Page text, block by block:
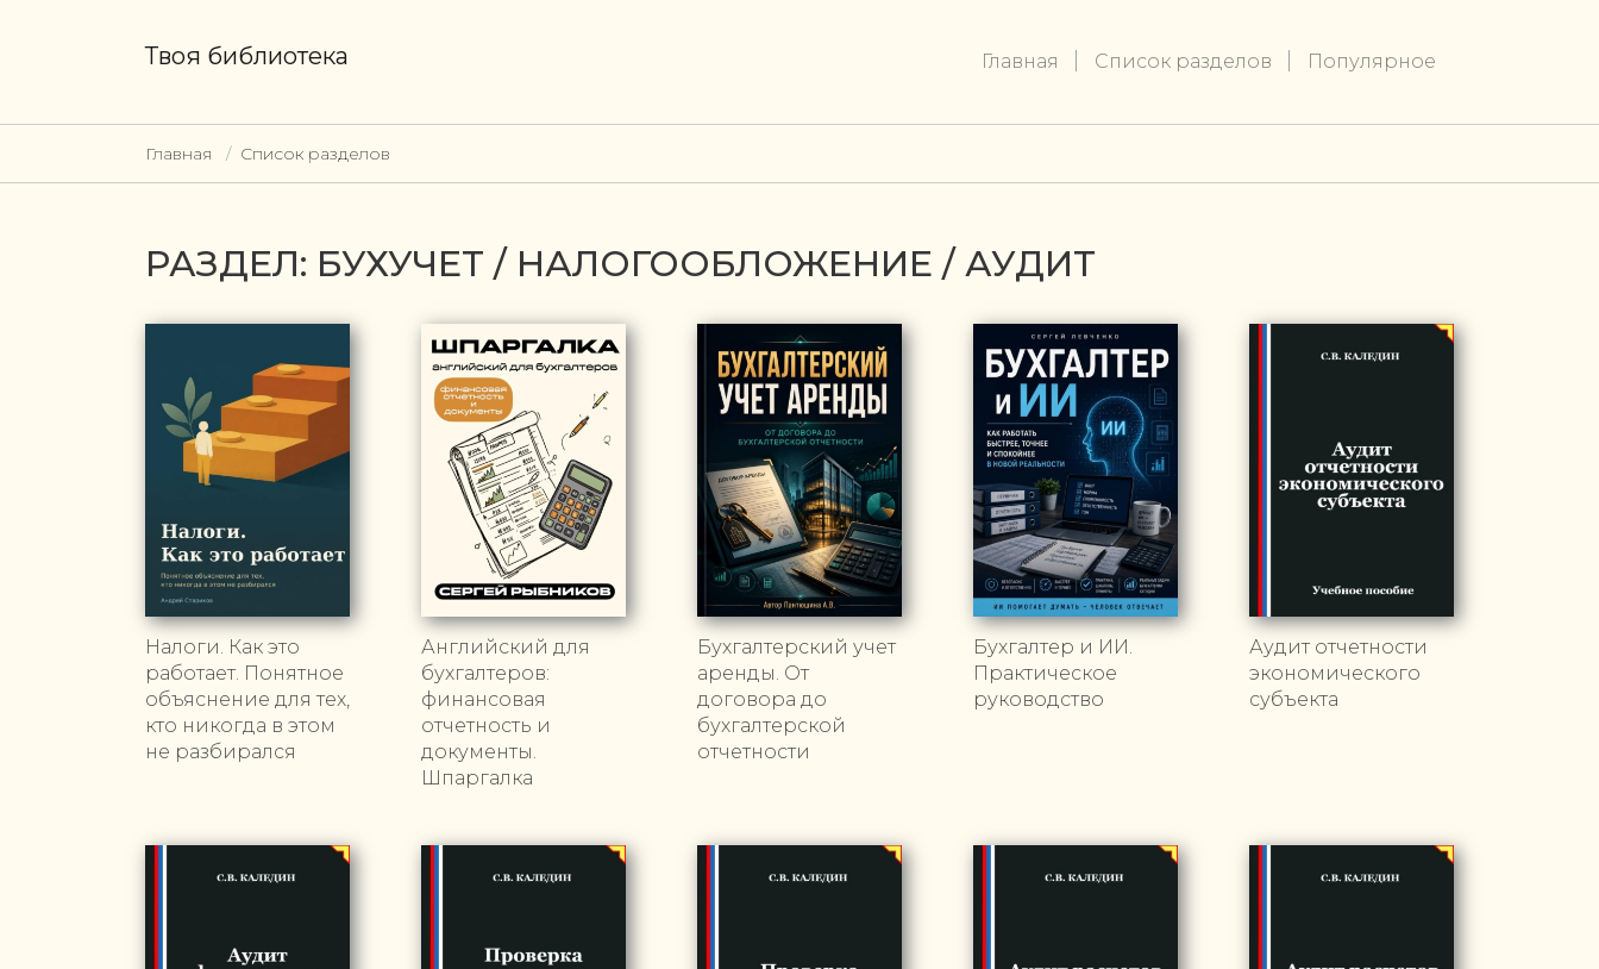
Твоя библиотека Главная Список разделов Популярное
Главная Список разделов
РАЗДЕЛ: БУХУЧЕТ / НАЛОГООБЛОЖЕНИЕ / АУДИТ
Налоги. Как это
работает. Понятное
объяснение для тех,
кто никогда в этом
не разбирался
Английский для
бухгалтеров:
финансовая
отчетность и
документы.
Шпаргалка
Бухгалтерский учет
аренды. От
договора до
бухгалтерской
отчетности
Бухгалтер и ИИ.
Практическое
руководство
Аудит отчетности
экономического
субъекта